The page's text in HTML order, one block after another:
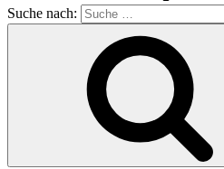
Suche nach: